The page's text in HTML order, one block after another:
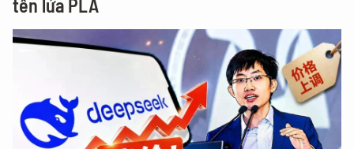
tên lửa PLA